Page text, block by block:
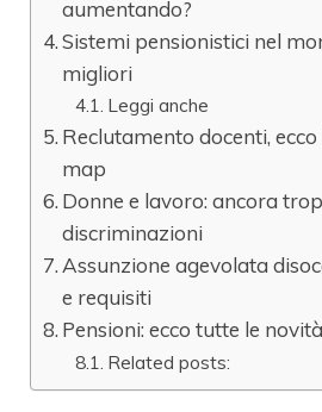
aumentando?
Sistemi pensionistici nel
migliori
Leggi anche
Reclutamento docenti,
map
Donne e lavoro: ancora
discriminazioni
Assunzione agevolata
e requisiti
Pensioni: ecco tutte le novità
Related posts: